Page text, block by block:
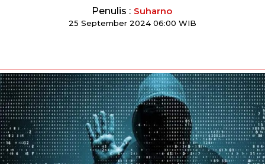
Penulis : Suharno
25 September 2024 06:00 WIB